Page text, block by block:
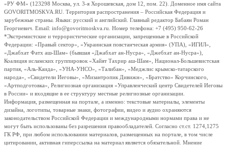
«РУ ФМ» (123298 Москва, ул. 3-я Хорошевская, дом 12, пом. 22). Доменное имя сайта
GOVORITMOSKVA.RU. Территория распространения – Российская Федерация и
зарубежные страны. Языки: русский и английский. Главный редактор Бабаян Роман
Георгиевич. Email: info@govoritmoskva.ru. Номер телефона: +7 (495) 950-62-26
*Экстремистские и террористические организации, запрещенные в Российской
Федерации: «Правый сектор», «Украинская повстанческая армия» (УПА), «ИГИЛ»,
«Джабхат Фатх аш-Шам» (бывшая «Джабхат ан-Нусра», «Джебхат ан-Нусра»),
Коалиция исламских группировок «Хайят Тахрир аш-Шам», Национал-Большевистская
партия, «Аль-Каида», «УНА-УНСО», «Талибан», «Меджлис крымско-татарского
народа», «Свидетели Иеговы», «Мизантропик Дивижн», «Братство» Корчинского,
«Артподготовка», Религиозная организация «Управленческий центр Свидетелей Иеговы
в России» и входящие в ее структуру местные религиозные организации.
Информация, размещенная на портале, а именно: текстовые материалы, элементы
дизайна, логотипы, товарные знаки, фотографии, видео и аудио охраняются
законодательством Российской Федерации и международными нормами права и не
могут быть использованы без разрешения правообладателей. Согласно ст.ст. 1274,1275
ГК РФ, при любом использовании материалов, размещенных на портале, в том числе
цитировании, активная гиперссылка на материал является обязательной. Мнение